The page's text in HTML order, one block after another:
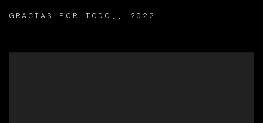
GRACIAS POR TODO, , 2022